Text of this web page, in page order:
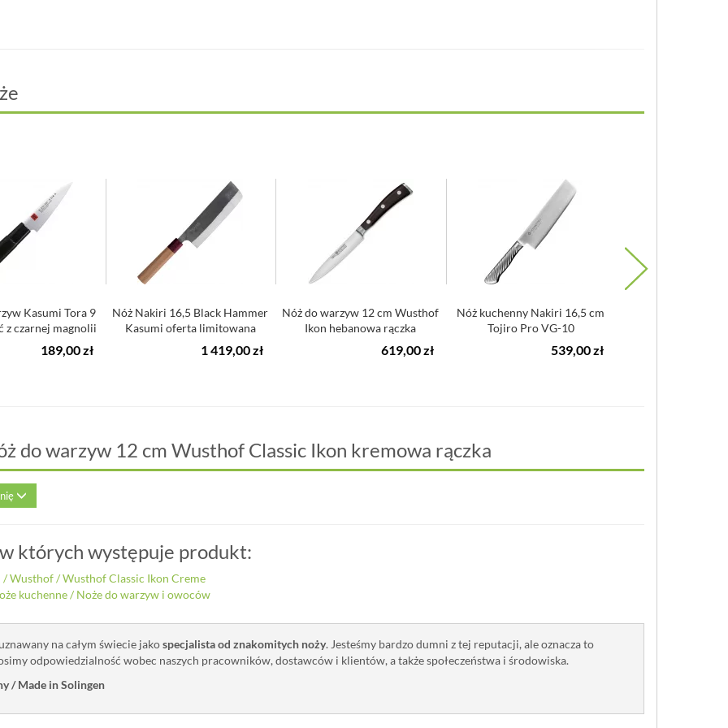
Kasumi Tora 9
z czarnej magnolii
189,00 zł
Nóż Nakiri 16,5 Black Hammer
Kasumi oferta limitowana
1 419,00 zł
Nóż do warzyw 12 cm Wusthof
Ikon hebanowa rączka
619,00 zł
Nóż kuchenny Nakiri 16,5 cm
Tojiro Pro VG-10
539,00 zł
do warzyw 12 cm Wusthof Classic Ikon kremowa rączka
których występuje produkt:
/Wusthof/Wusthof Classic Ikon Creme
kuchenne/ Noże do warzyw i owoców
na całym świecie jakospecjalista od znakomitych noży. Jesteśmy bardzo dumni z tej reputacji, ale oznacza to
odpowiedzialność wobec naszych pracowników, dostawców i klientów, a także społeczeństwa i środowiska.
/ Made in Solingen